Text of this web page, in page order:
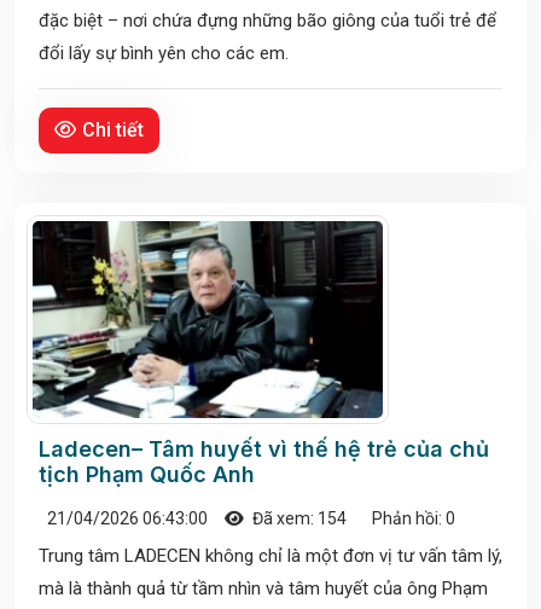
đặc biệt – nơi chứa đựng những bão giông của tuổi trẻ để
đổi lấy sự bình yên cho các em.
Chi tiết
Ladecen– Tâm huyết vì thế hệ trẻ của chủ
tịch Phạm Quốc Anh
21/04/2026 06:43:00 Đã xem: 154 Phản hồi: 0
Trung tâm LADECEN không chỉ là một đơn vị tư vấn tâm lý,
mà là thành quả từ tầm nhìn và tâm huyết của ông Phạm